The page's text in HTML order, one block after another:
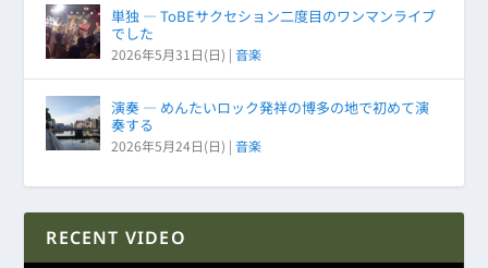
単独 ― ToBEサクセション二度目のワンマンライブ
でした
2026年5月31日(日) |音楽
演奏 ― めんたいロック発祥の博多の地で初めて演
奏する
2026年5月24日(日) |音楽
RECENT VIDEO